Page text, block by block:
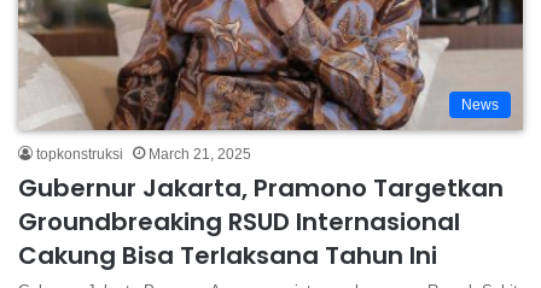
News
topkonstruksi March 21, 2025
Gubernur Jakarta, Pramono Targetkan
Groundbreaking RSUD Internasional
Cakung Bisa Terlaksana Tahun Ini